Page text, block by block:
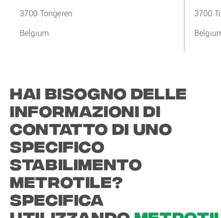
3700 Tongeren
Belgium
3700
Hai bisogno delle
informazioni di
contatto di uno
specifico
stabilimento
Metrotile?
Specifica